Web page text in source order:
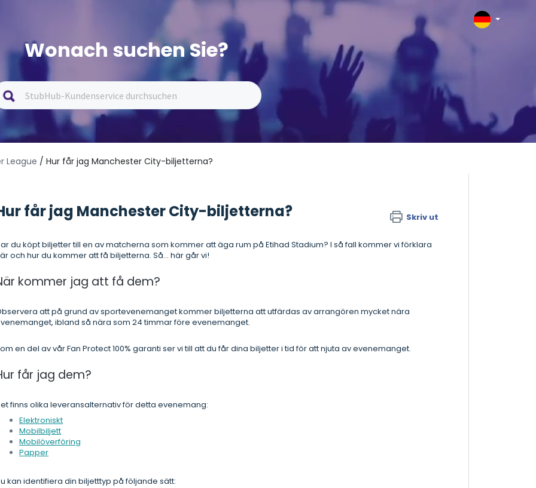
Wonach suchen Sie?
League / Hur får jag Manchester City-biljetterna?
får jag Manchester City-biljetterna? Skriv ut
du köpt biljetter till en av matcherna som kommer att äga rum på Etihad Stadium? I så fall kommer vi förklara
och hur du kommer att få biljetterna. Så... här går vi!
kommer jag att få dem?
att på grund av sportevenemanget kommer biljetterna att utfärdas av arrangören mycket nära
ibland så nära som 24 timmar före evenemanget.
en del av vår Fan Protect 100% garanti ser vi till att du får dina biljetter i tid för att njuta av evenemanget.
får jag dem?
finns olika leveransalternativ för detta evenemang:
Elektroniskt
Mobilbiljett
Mobilöverföring
Papper
kan identifiera din biljetttyp på följande sätt: